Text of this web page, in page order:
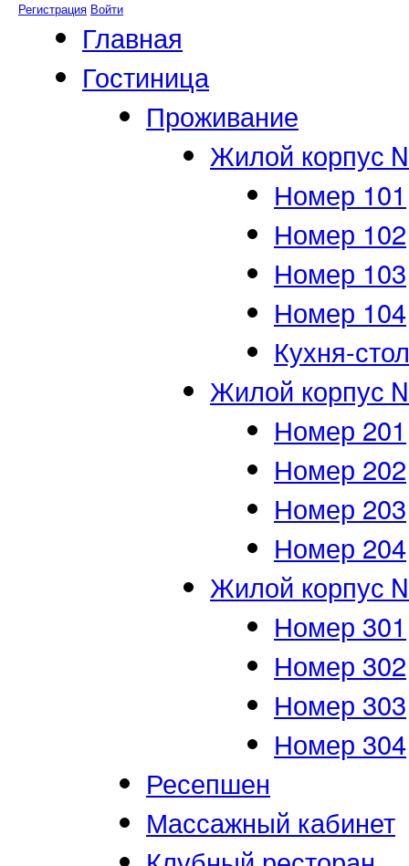
Регистрация Войти
Главная
Гостиница
Проживание
Жилой корпус
Номер 101
Номер 102
Номер 103
Номер 104
Кухня-
Жилой корпус
Номер 201
Номер 202
Номер 203
Номер 204
Жилой корпус
Номер 301
Номер 302
Номер 303
Номер 304
Ресепшен
Массажный кабинет